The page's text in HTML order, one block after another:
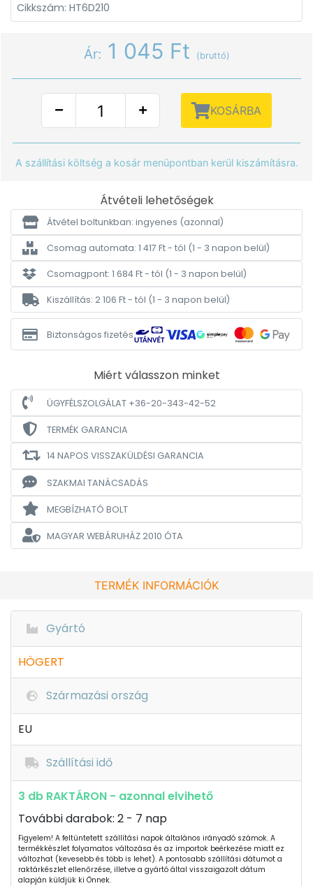
Cikkszám: HT6D210
Ár: 1 045 Ft (bruttó)
KOSÁRBA
A szállítási költség a kosár menüpontban kerül kiszámításra.
Átvételi lehetőségek
Átvétel boltunkban: ingyenes (azonnal)
Csomag automata: 1 417 Ft - tól (1 - 3 napon belül)
Csomagpont: 1 684 Ft - tól (1 - 3 napon belül)
Kiszállítás: 2 106 Ft - tól (1 - 3 napon belül)
Biztonságos fizetés
Miért válasszon minket
ÜGYFÉLSZOLGÁLAT +36-20-343-42-52
TERMÉK GARANCIA
14 NAPOS VISSZAKÜLDÉSI GARANCIA
SZAKMAI TANÁCSADÁS
MEGBÍZHATÓ BOLT
MAGYAR WEBÁRUHÁZ2010 ÓTA
TERMÉK INFORMÁCIÓK
Gyártó
HÖGERT
Származási ország
EU
Szállítási idő
3 db RAKTÁRON - azonnal elvihető
További darabok: 2 - 7 nap
Figyelem! A feltüntetett szállítási napok általános irányadó számok. A
termékkészlet folyamatos változása és az importok beérkezése miatt ez
változhat (kevesebb és több is lehet). A pontosabb szállítási dátumot a
raktárkészlet ellenőrzése, illetve a gyártó által visszaigazolt dátum
alapján küldjük ki Önnek.